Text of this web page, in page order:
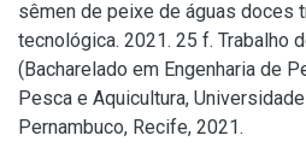
sêmen de peixe de águas doces
tecnológica. 2021. 25 f. Trabalho
(Bacharelado em Engenharia de
Pesca e Aquicultura,
Pernambuco, Recife, 2021.